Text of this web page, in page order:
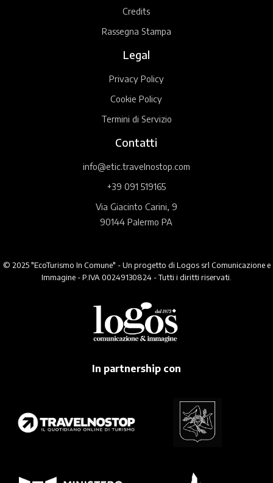
Credits
Rassegna Stampa
Legal
Privacy Policy
Cookie Policy
Termini di Servizio
Contatti
info@etic.travelnostop.com
+39 091 519165
Via Giacinto Carini, 9
90144 Palermo PA
© 2025 "EcoTurismo In Comune" - Un progetto di Logos srl Comunicazione e
Immagine - P.IVA 00249130824 - Tutti i diritti riservati.
In partnership con